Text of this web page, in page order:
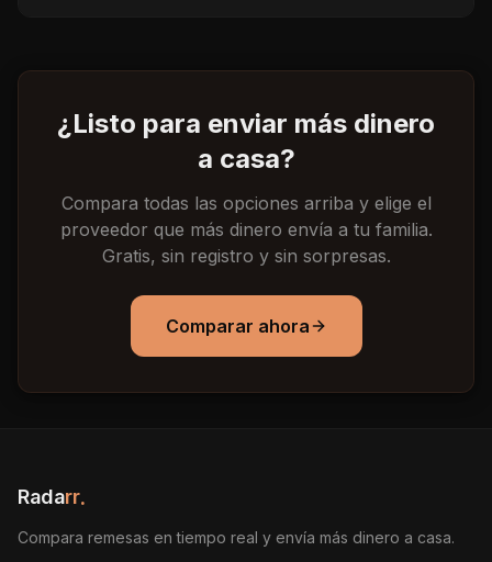
¿Listo para enviar más dinero
a casa?
Compara todas las opciones arriba y elige el
proveedor que más dinero envía a tu familia.
Gratis, sin registro y sin sorpresas.
Comparar ahora
Radarr.
Compara remesas en tiempo real y envía más dinero a casa.